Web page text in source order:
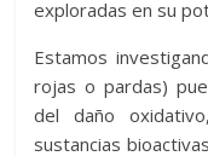
exploradas en su
Estamos
rojas o pardas)
del daño
sustancias